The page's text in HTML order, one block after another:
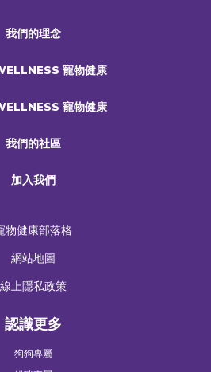
我們的理念
寵物健康
寵物健康
我們的社區
加入我們
物健康部落格
網站地圖
線上隱私政策
認識更多
狗狗專屬